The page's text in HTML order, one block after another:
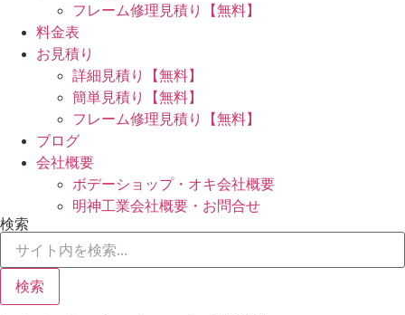
フレーム修理見積り【無料】
料金表
お見積り
詳細見積り【無料】
簡単見積り【無料】
フレーム修理見積り【無料】
ブログ
会社概要
ボデーショップ・オキ会社概要
明神工業会社概要・お問合せ
検索
検索